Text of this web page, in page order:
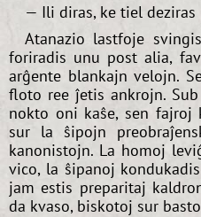
— Ili diras, ke tiel
Atanazio lastfoje
foriradis unu post alia,
arĝente blankajn velojn.
floto ree ĵetis ankrojn.
nokto oni kaŝe, sen fajroj
sur la ŝipojn
kanonistojn. La homoj
vico, la ŝipanoj
jam estis preparitaj
da kvaso, biskotoj sur